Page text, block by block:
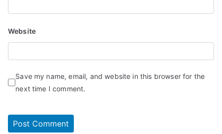
Website
Save my name, email, and website in this browser for the
next time I comment.